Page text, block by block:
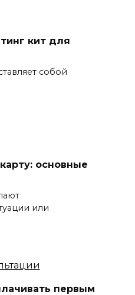
кит для
собой
основные
или
первым